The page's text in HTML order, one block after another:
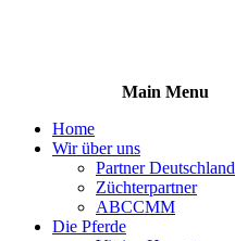
Main Menu
Home
Wir über uns
Partner Deutschland
Züchterpartner
ABCCMM
Die Pferde